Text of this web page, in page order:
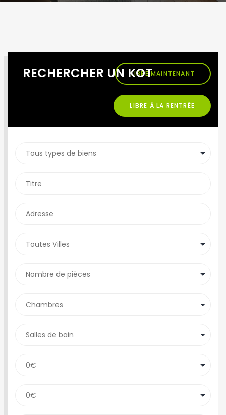
RECHERCHER UN KOTLIBRE MAINTENANT
LIBRE À LA RENTRÉE